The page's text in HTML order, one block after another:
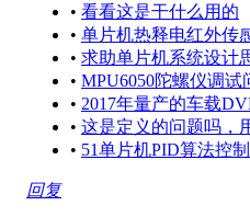
• 看看这是干什么用的
• 单片机热释电红外传
• 求助单片机系统设计
• MPU6050陀螺仪调试
• 2017年量产的车载
• 这是定义的问题吗，
• 51单片机PID算法控
回复